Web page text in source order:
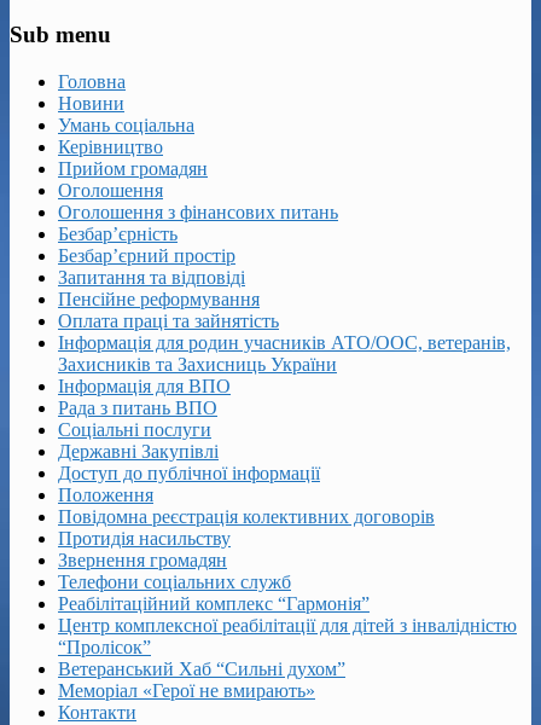
Sub menu
Головна
Новини
Умань соціальна
Керівництво
Прийом громадян
Оголошення
Оголошення з фінансових питань
Безбар’єрність
Безбар’єрний простір
Запитання та відповіді
Пенсійне реформування
Оплата праці та зайнятість
Інформація для родин учасників АТО/ООС, ветеранів,
Захисників та Захисниць України
Інформація для ВПО
Рада з питань ВПО
Соціальні послуги
Державні Закупівлі
Доступ до публічної інформації
Положення
Повідомна реєстрація колективних договорів
Протидія насильству
Звернення громадян
Телефони соціальних служб
Реабілітаційний комплекс “Гармонія”
Центр комплексної реабілітації для дітей з інвалідністю
“Пролісок”
Ветеранський Хаб “Сильні духом”
Меморіал «Герої не вмирають»
Контакти